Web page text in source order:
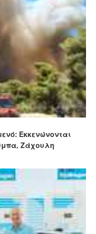
Εκκενώνονται
Ζάχουλη